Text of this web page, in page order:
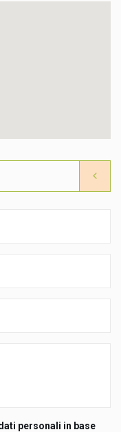
personali in base